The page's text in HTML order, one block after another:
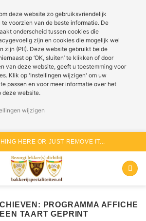
HERE OR JUST REMOVE IT...
PROGRAMMA AFFICHE
TAART GEPRINT
deze website zo gebruiksvriendelijk
voorzien van de beste informatie. De
onderscheid tussen cookies die
zijn en cookies die mogelijk wel
zijn (PII). Deze website gebruikt beide
op ‘OK, sluiten’ te klikken of door
van deze website, geeft u toestemming voor
Klik op 'Instellingen wijzigen' om uw
passen en voor meer informatie over het
deze website.
wijzigen